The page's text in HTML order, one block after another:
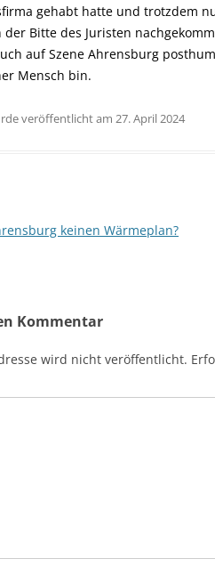
gehabt hatte und trotzdem
Bitte des Juristen
auf Szene Ahrensburg
Mensch bin.
veröffentlicht am 27. April 2024
keinen Wärmeplan?
Kommentar
wird nicht veröffentlicht.